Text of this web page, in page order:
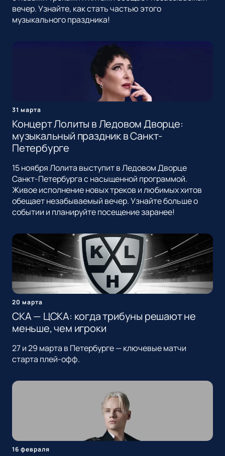
вечер. Узнайте, как стать частью этого
музыкального праздника!
31 марта
Концерт Лолиты в Ледовом Дворце:
музыкальный праздник в Санкт-
Петербурге
15 ноября Лолита выступит в Ледовом Дворце
Санкт-Петербурга с насыщенной программой.
Живое исполнение новых треков и любимых хитов
обещает незабываемый вечер. Узнайте больше о
событии и планируйте посещение заранее!
20 марта
СКА — ЦСКА: когда трибуны решают не
меньше, чем игроки
27 и 29 марта в Петербурге — ключевые матчи
старта плей-офф.
16 февраля